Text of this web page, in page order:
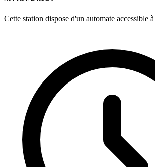
Cette station dispose d'un automate accessible